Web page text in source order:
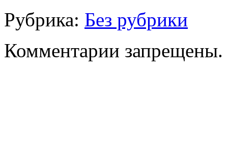
Рубрика: Без рубрики
Комментарии запрещены.